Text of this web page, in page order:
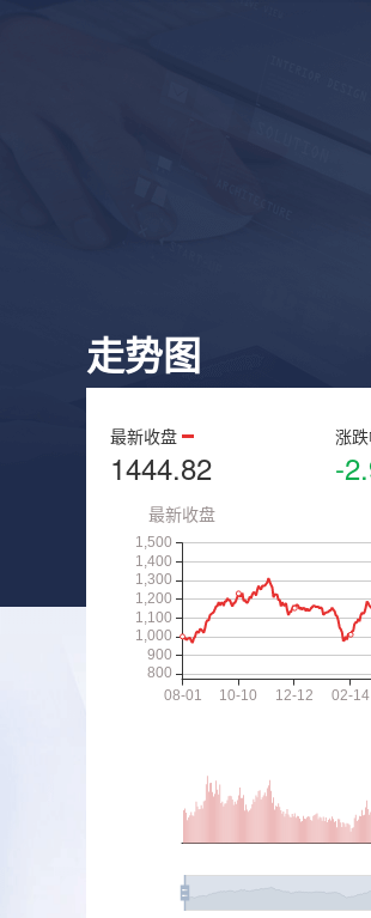
走势图
最新收盘
1444.82
涨
-